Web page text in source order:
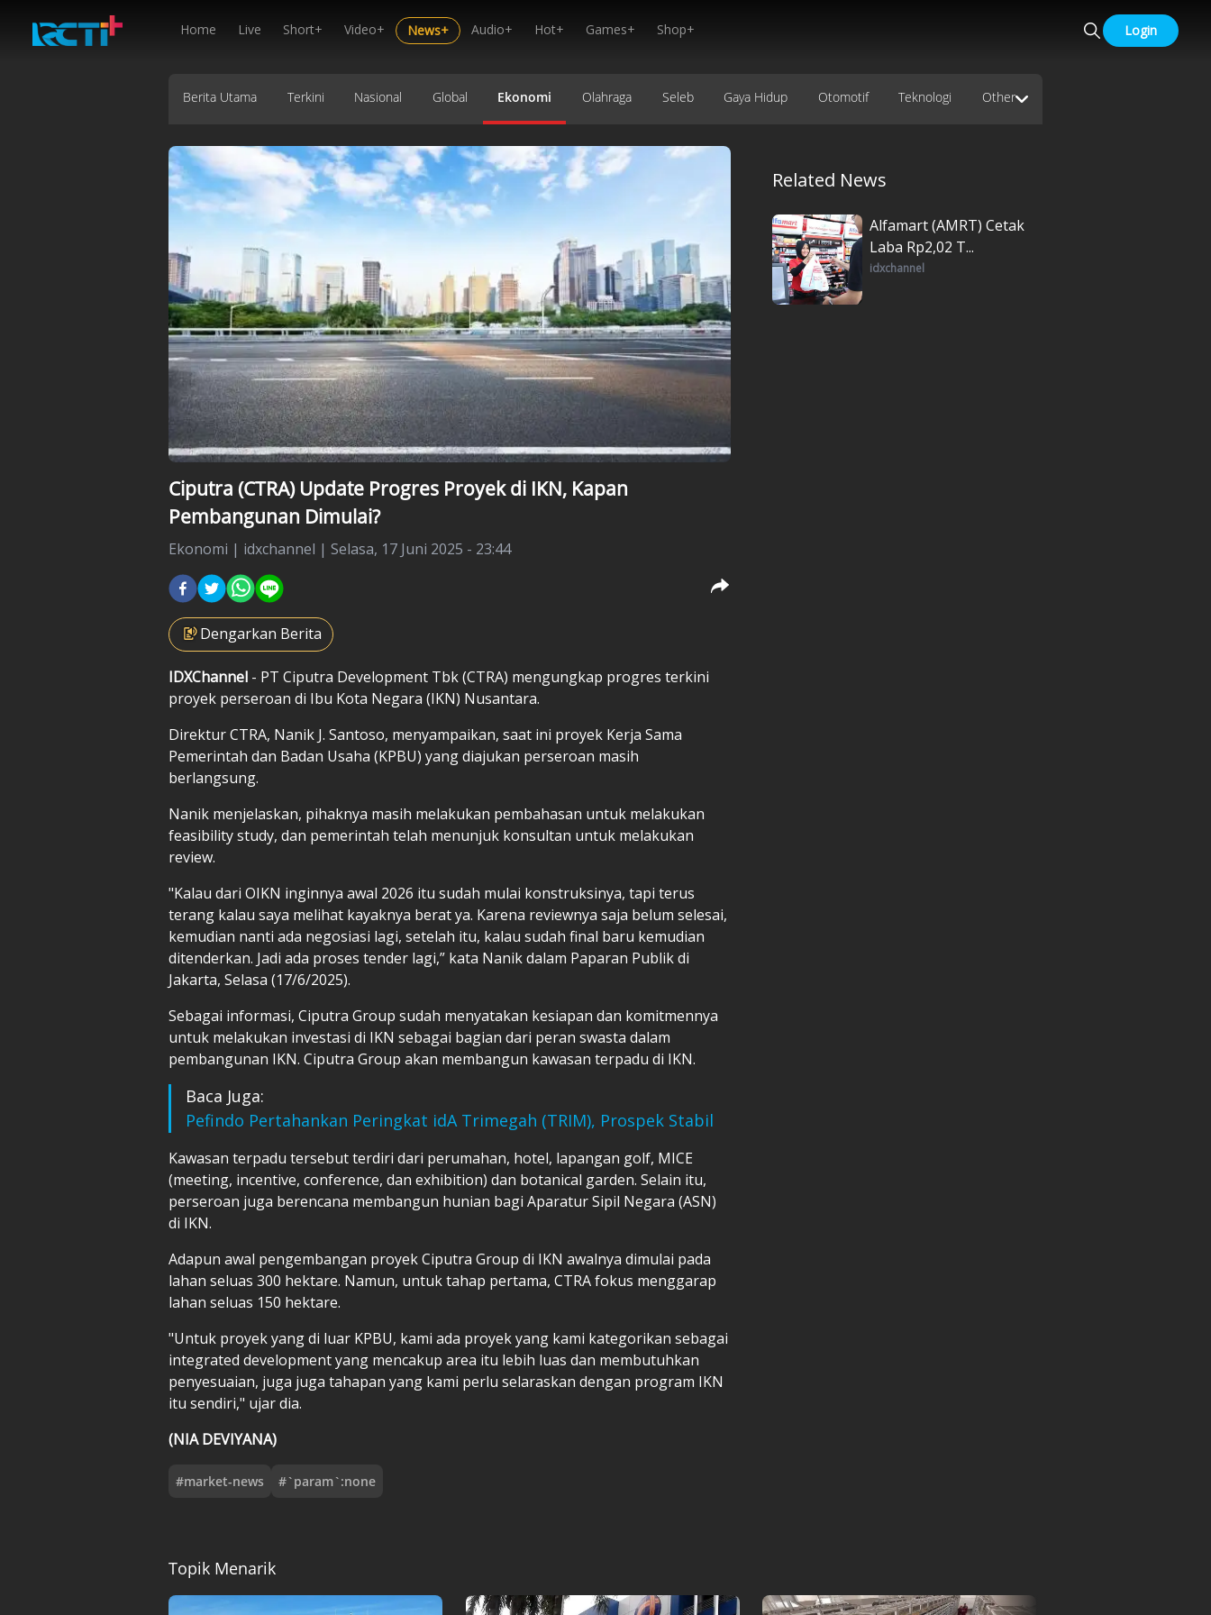
Home Live Short+ Video+ News+ Audio+ Hot+ Games+ Shop+ Login
Berita Utama Terkini Nasional Global Ekonomi Olahraga Seleb Gaya Hidup Otomotif Teknologi Other
Ciputra (CTRA) Update Progres Proyek di IKN, Kapan
Pembangunan Dimulai?
Ekonomi | idxchannel | Selasa, 17 Juni 2025 - 23:44
Dengarkan Berita
IDXChannel - PT Ciputra Development Tbk (CTRA) mengungkap progres terkini
proyek perseroan di Ibu Kota Negara (IKN) Nusantara.
Direktur CTRA, Nanik J. Santoso, menyampaikan, saat ini proyek Kerja Sama
Pemerintah dan Badan Usaha (KPBU) yang diajukan perseroan masih
berlangsung.
Nanik menjelaskan, pihaknya masih melakukan pembahasan untuk melakukan
feasibility study, dan pemerintah telah menunjuk konsultan untuk melakukan
review.
"Kalau dari OIKN inginnya awal 2026 itu sudah mulai konstruksinya, tapi terus
terang kalau saya melihat kayaknya berat ya. Karena reviewnya saja belum selesai,
kemudian nanti ada negosiasi lagi, setelah itu, kalau sudah final baru kemudian
ditenderkan. Jadi ada proses tender lagi,” kata Nanik dalam Paparan Publik di
Jakarta, Selasa (17/6/2025).
Sebagai informasi, Ciputra Group sudah menyatakan kesiapan dan komitmennya
untuk melakukan investasi di IKN sebagai bagian dari peran swasta dalam
pembangunan IKN. Ciputra Group akan membangun kawasan terpadu di IKN.
Baca Juga:
Pefindo Pertahankan Peringkat idA Trimegah (TRIM), Prospek Stabil
Kawasan terpadu tersebut terdiri dari perumahan, hotel, lapangan golf, MICE
(meeting, incentive, conference, dan exhibition) dan botanical garden. Selain itu,
perseroan juga berencana membangun hunian bagi Aparatur Sipil Negara (ASN)
di IKN.
Adapun awal pengembangan proyek Ciputra Group di IKN awalnya dimulai pada
lahan seluas 300 hektare. Namun, untuk tahap pertama, CTRA fokus menggarap
lahan seluas 150 hektare.
"Untuk proyek yang di luar KPBU, kami ada proyek yang kami kategorikan sebagai
integrated development yang mencakup area itu lebih luas dan membutuhkan
penyesuaian, juga juga tahapan yang kami perlu selaraskan dengan program IKN
itu sendiri," ujar dia.
(NIA DEVIYANA)
#market-news #`param`:none
Related News
Alfamart (AMRT) Cetak
Laba Rp2,02 T...
idxchannel
Topik Menarik